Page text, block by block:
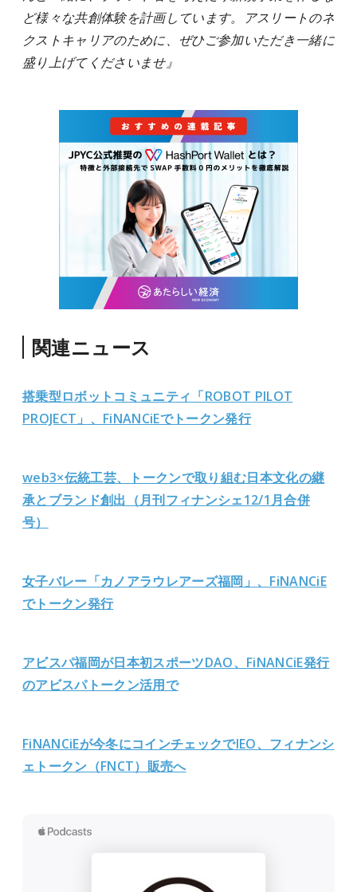
ど様々な共創体験を計画しています。アスリートのネ
クストキャリアのために、ぜひご参加いただき一緒に
盛り上げてくださいませ』
関連ニュース
搭乗型ロボットコミュニティ「ROBOT PILOT
PROJECT」、FiNANCiEでトークン発行
web3×伝統工芸、トークンで取り組む日本文化の継
承とブランド創出（月刊フィナンシェ12/1月合併
号）
女子バレー「カノアラウレアーズ福岡」、FiNANCiE
でトークン発行
アビスパ福岡が日本初スポーツDAO、FiNANCiE発行
のアビスパトークン活用で
FiNANCiEが今冬にコインチェックでIEO、フィナンシ
ェトークン（FNCT）販売へ